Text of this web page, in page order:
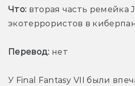
Что: вторая часть ремейка
экотеррористов в
Перевод: нет
У Final Fantasy VII были